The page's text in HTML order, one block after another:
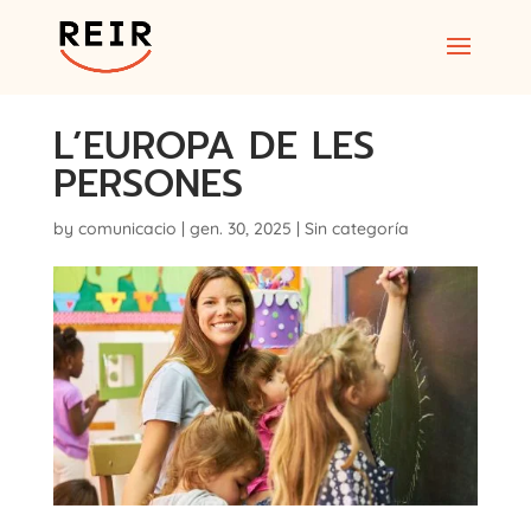
L’EUROPA DE LES
PERSONES
by comunicacio | gen. 30, 2025 | Sin categoría